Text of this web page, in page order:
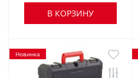
В КОРЗИНУ
Новинка